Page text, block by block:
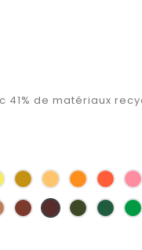
41% de matériaux
Jaune
Soleil
ocreAbricotOrange
Fonce
MarronMarron
Cacao
Marron
Fonce
Vert
Kaki
Vert